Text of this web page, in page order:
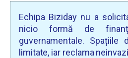
Echipa Biziday nu a
nicio formă de
guvernamentale. Spațiile
limitate, iar reclama